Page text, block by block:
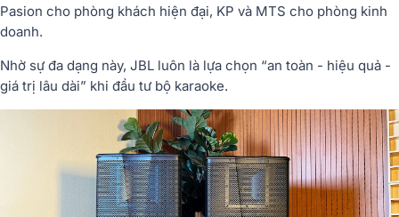
Pasion cho phòng khách hiện đại, KP và MTS cho phòng kinh
doanh.
Nhờ sự đa dạng này, JBL luôn là lựa chọn “an toàn - hiệu quả -
giá trị lâu dài” khi đầu tư bộ karaoke.